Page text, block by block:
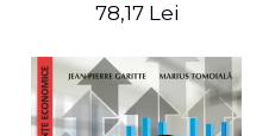
78,17 Lei